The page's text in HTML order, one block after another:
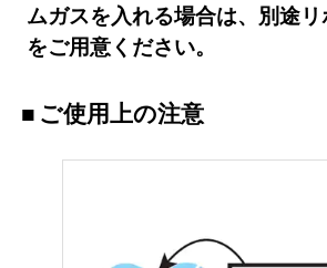
ムガスを入れる場合は、別途
をご用意ください。
ご使用上の注意